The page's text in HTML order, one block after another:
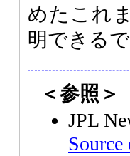
めたこれ
明できる
＜参照＞
JPL